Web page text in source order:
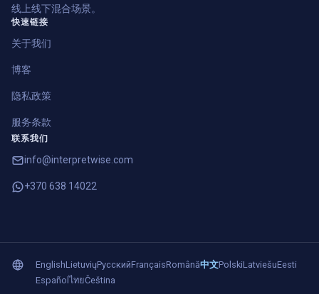
线上线下混合场景。
快速链接
关于我们
博客
隐私政策
服务条款
联系我们
info@interpretwise.com
+370 638 14022
EnglishLietuviųРусскийFrançaisRomână中文PolskiLatviešuEesti
EspañolไทยČeština